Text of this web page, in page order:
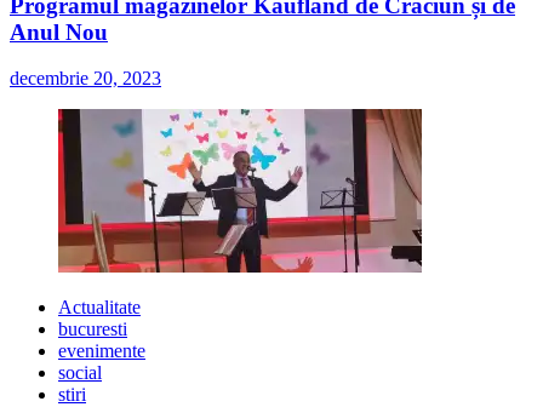
Anul Nou
decembrie 20, 2023
Actualitate
bucuresti
evenimente
social
stiri